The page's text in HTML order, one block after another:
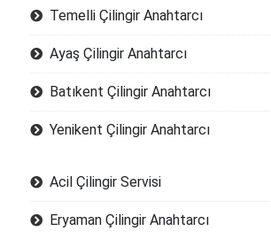
Temelli Çilingir Anahtarcı
Ayaş Çilingir Anahtarcı
Batıkent Çilingir Anahtarcı
Yenikent Çilingir Anahtarcı
Acil Çilingir Servisi
Eryaman Çilingir Anahtarcı